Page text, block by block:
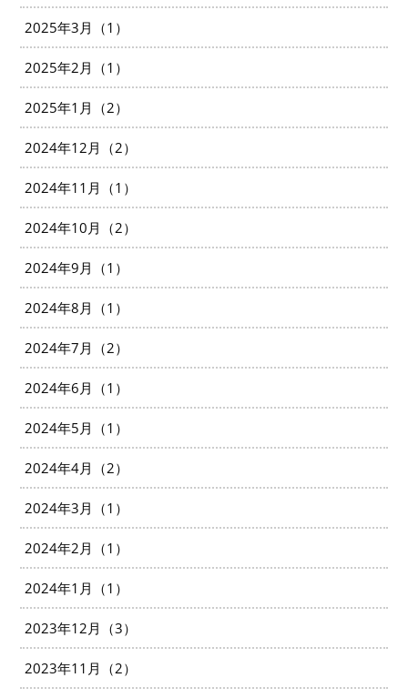
2025年3月（1）
2025年2月（1）
2025年1月（2）
2024年12月（2）
2024年11月（1）
2024年10月（2）
2024年9月（1）
2024年8月（1）
2024年7月（2）
2024年6月（1）
2024年5月（1）
2024年4月（2）
2024年3月（1）
2024年2月（1）
2024年1月（1）
2023年12月（3）
2023年11月（2）